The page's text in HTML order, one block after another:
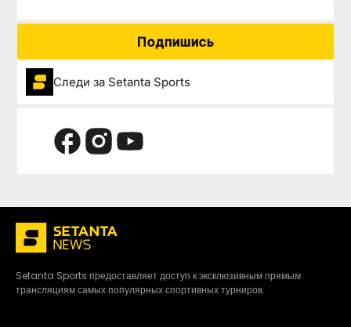
Подпишись
Следи за Setanta Sports
Setanta Sports предоставляет доступ к эксклюзивным прямым
трансляциям самых популярных спортивных турниров.